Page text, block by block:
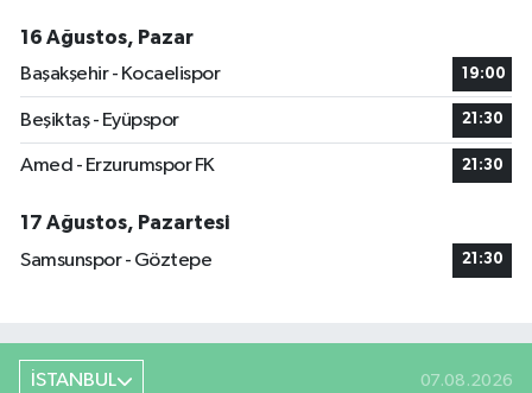
16 Ağustos, Pazar
Başakşehir - Kocaelispor
19:00
Beşiktaş - Eyüpspor 21:30
Amed - Erzurumspor FK 21:30
17 Ağustos, Pazartesi
Samsunspor - Göztepe
21:30
İSTANBUL 07.08.2026